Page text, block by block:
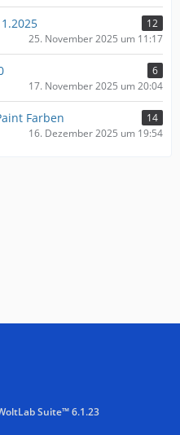
12
25. November 2025 um 11:17
6
17. November 2025 um 20:04
Farben
14
16. Dezember 2025 um 19:54
Suite™ 6.1.23